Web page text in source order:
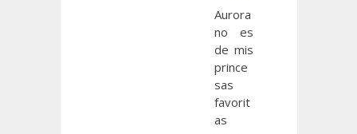
Aurora
no es
de mis
prince
sas
favorit
as